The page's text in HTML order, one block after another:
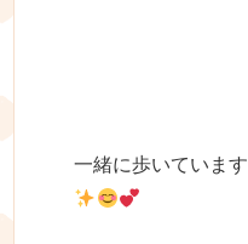
一緒に歩いています